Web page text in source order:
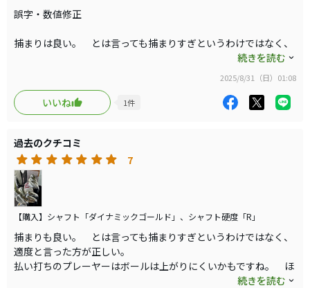
誤字・数値修正
捕まりは良い。 とは言っても捕まりすぎというわけではなく、
払い打ちのプレーヤーはボールは上がりにくいかもですね。 ほ
んの少しダウンブロー気味に打つ必要はあります。
ヘッドは最高品質です。 これはケチの付けようがない。
何が悪いかと言いますと・・・
新品を購入し各測定の結果が下です
実測値 ロフト/ライ/長さ/バランス
6 27.5/60.5/37.75/C9
7 30/61/37.125/C9
8 34.5/62/36.75/C8.5
9 39/62/36.125/C9
P 44/62/35.325/C9.5
G 48/63/35.3/D0
続きを読む
2025/8/31（日）01:08
いいね 1件
過去のクチコミ
7
【購入】シャフト「ダイナミックゴールド」、シャフト硬度「R」
捕まりも良い。 とは言っても捕まりすぎというわけではなく、
適度と言った方が正しい。
払い打ちのプレーヤーはボールは上がりにくいかもですね。 ほ
続きを読む